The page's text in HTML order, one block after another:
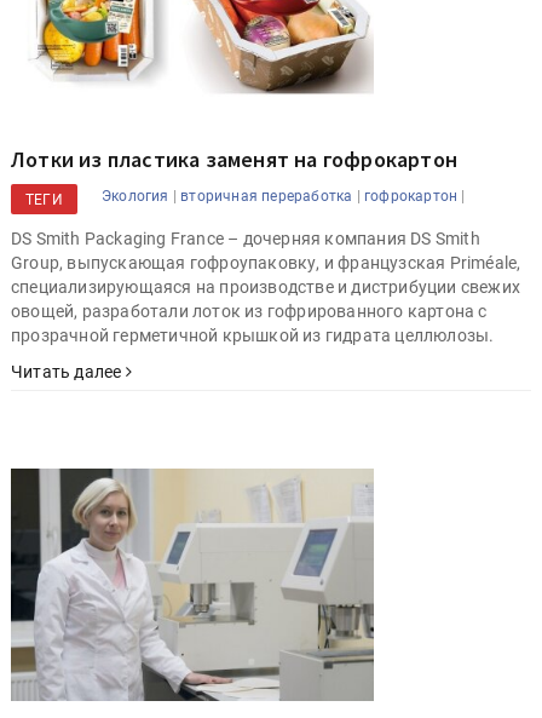
Лотки из пластика заменят на гофрокартон
ТЕГИ Экология | вторичная переработка | гофрокартон |
DS Smith Packaging France – дочерняя компания DS Smith
Group, выпускающая гофроупаковку, и французская Priméale,
специализирующаяся на производстве и дистрибуции свежих
овощей, разработали лоток из гофрированного картона с
прозрачной герметичной крышкой из гидрата целлюлозы.
Читать далее